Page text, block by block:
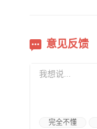
意见反馈
完全不懂